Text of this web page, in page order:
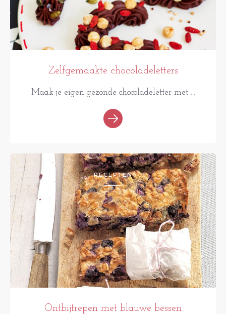
Zelfgemaakte chocoladeletters
Maak je eigen gezonde chocoladeletter met ...
RECEPTEN
Ontbijtrepen met blauwe bessen